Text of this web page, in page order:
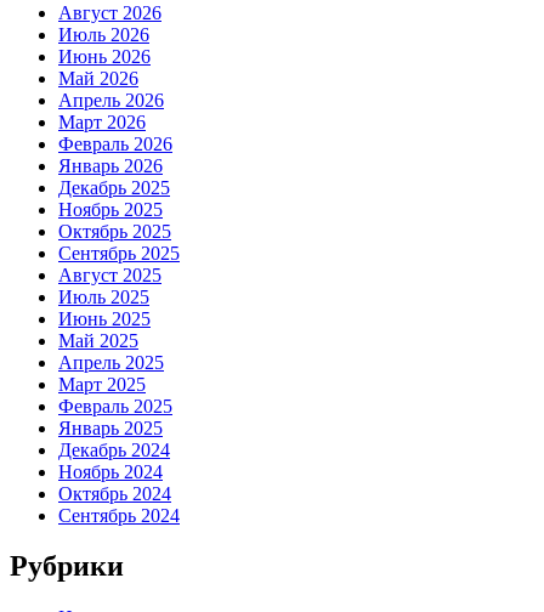
Август 2026
Июль 2026
Июнь 2026
Май 2026
Апрель 2026
Март 2026
Февраль 2026
Январь 2026
Декабрь 2025
Ноябрь 2025
Октябрь 2025
Сентябрь 2025
Август 2025
Июль 2025
Июнь 2025
Май 2025
Апрель 2025
Март 2025
Февраль 2025
Январь 2025
Декабрь 2024
Ноябрь 2024
Октябрь 2024
Сентябрь 2024
Рубрики